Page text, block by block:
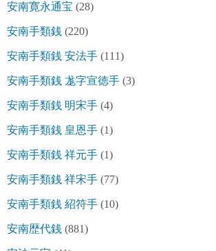
安南寛永通宝 (28)
安南手類銭 (220)
安南手類銭 安法手 (111)
安南手類銭 尨字宣徳手 (3)
安南手類銭 明宋手 (4)
安南手類銭 皇恩手 (1)
安南手類銭 祥元手 (1)
安南手類銭 祥宋手 (77)
安南手類銭 紹符手 (10)
安南歴代銭 (881)